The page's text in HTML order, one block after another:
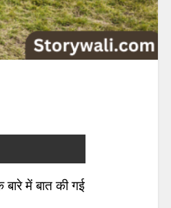
में बात की गई